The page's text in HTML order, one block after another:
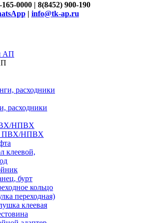
0000 | 8(8452) 900-190
| info@tk-ap.ru
расходники
НПВХ
ПВХ/НПВХ
клеевой,
бурт
кольцо
переходная)
клеевая